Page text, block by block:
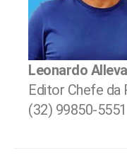
Leonardo
Editor Chefe da
(32) 99850-